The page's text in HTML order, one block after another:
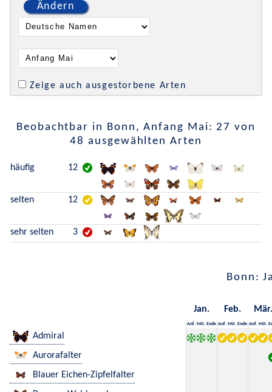
Ändern
Zeige auch ausgestorbene Arten
Beobachtbar in Bonn, Anfang Mai: 27 von
48 ausgewählten Arten
häufig 12
selten 12
sehr selten 3
Bonn:
Jan. Feb. Mär.
Anf. Mit. Ende Anf. Mit. Ende Anf. Mit.
Admiral
Aurorafalter
Blauer Eichen-Zipfelfalter